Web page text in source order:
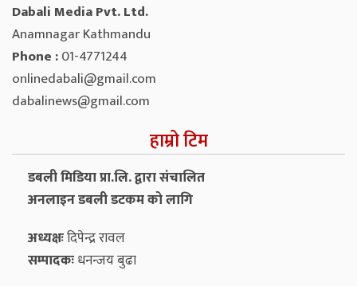
Dabali Media Pvt. Ltd.
Anamnagar Kathmandu
Phone :01-4771244
onlinedabali@gmail.com
dabalinews@gmail.com
हाम्रो टिम
डबली मिडिया प्रा.लि. द्वारा संचालित
अनलाइन डबली डटकम को लागि
अध्यक्षःदिपेन्द्र रावल
सम्पादकःधनन्‍जय बुढा